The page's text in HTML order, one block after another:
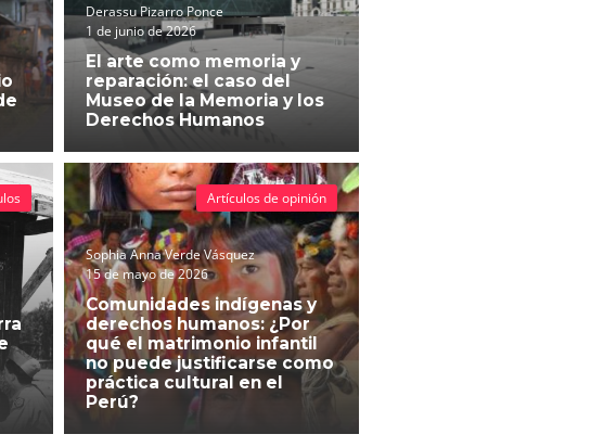
Derassu Pizarro Ponce
1 de junio de 2026
El arte como memoria y
reparación: el caso del
Museo de la Memoria y los
Derechos Humanos
Sophia Anna Verde Vásquez
15 de mayo de 2026
Comunidades indígenas y
derechos humanos: ¿Por
qué el matrimonio infantil
no puede justificarse como
práctica cultural en el
Perú?
Artículos de opinión